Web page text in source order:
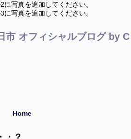
市 オフィシャルブログ by C
Home
・？